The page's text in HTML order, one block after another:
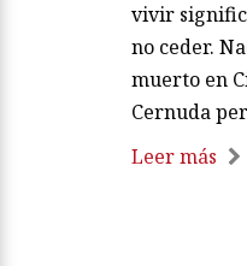
vivir
no ceder.
muerto en
Cernuda
Leer más